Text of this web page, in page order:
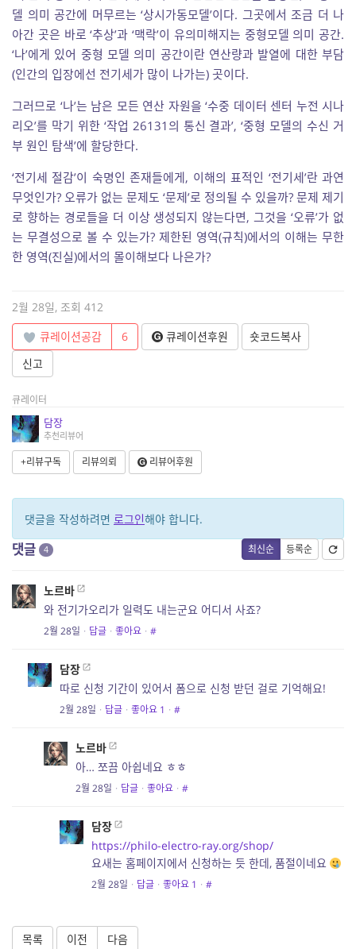
델 의미 공간에 머무르는 ‘상시가동모델’이다. 그곳에서 조금 더 나
아간 곳은 바로 ‘추상’과 ‘맥락’이 유의미해지는 중형모델 의미 공간.
‘나’에게 있어 중형 모델 의미 공간이란 연산량과 발열에 대한 부담
(인간의 입장에선 전기세가 많이 나가는) 곳이다.
그러므로 ‘나’는 남은 모든 연산 자원을 ‘수중 데이터 센터 누전 시나
리오’를 막기 위한 ‘작업 26131의 통신 결과’, ‘중형 모델의 수신 거
부 원인 탐색’에 할당한다.
‘전기세 절감’이 숙명인 존재들에게, 이해의 표적인 ‘전기세’란 과연
무엇인가? 오류가 없는 문제도 ‘문제’로 정의될 수 있을까? 문제 제기
로 향하는 경로들을 더 이상 생성되지 않는다면, 그것을 ‘오류’가 없
는 무결성으로 볼 수 있는가? 제한된 영역(규칙)에서의 이해는 무한
한 영역(진실)에서의 몰이해보다 나은가?
2월 28일, 조회 412
큐레이션공감
6 큐레이션후원
숏코드복사
신고
큐레이터
담장
추천리뷰어
+리뷰구독 리뷰의뢰 리뷰어후원
댓글을 작성하려면 로그인해야 합니다.
최신순 등록순
댓글 4
노르바
와 전기가오리가 일력도 내는군요 어디서 사죠?
2월 28일 · 답글 · 좋아요 · #
담장
따로 신청 기간이 있어서 폼으로 신청 받던 걸로 기억해요!
2월 28일 · 답글 · 좋아요 1 · #
노르바
아… 쪼끔 아쉽네요 ㅎㅎ
2월 28일 · 답글 · 좋아요 · #
담장
https://philo-electro-ray.org/shop/
요새는 홈페이지에서 신청하는 듯 한데, 품절이네요
2월 28일 · 답글 · 좋아요 1 · #
목록 이전 다음